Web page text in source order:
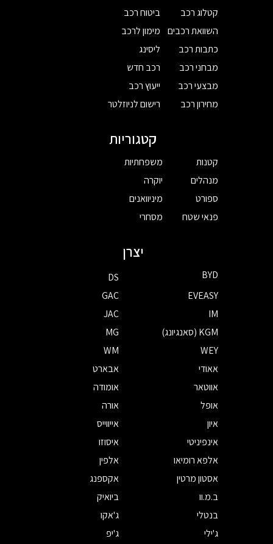
קטלוג רכב
השוואת רכבים
כתבות רכב
מבחני רכב
מבצעי רכב
מחירון רכב
ביטוח רכב
מימון לרכב
ליסינג
רכב חדש
ייעוץ רכב
רישום לניוזלטר
קטגוריות
קטנות
מנהלים
ספורט
פנאי שטח
משפחתיות
יוקרה
מיניוואנים
מסחרי
יצרן
BYD
DS
EVEASY
GAC
IM
JAC
KGM (סאנגיונג)
MG
WEY
WM
אאודי
אבארט
אווטאר
אומודה
אופל
אורה
איון
אייווייס
אינפיניטי
איסוזו
אלפא רומיאו
אלפין
אסטון מרטין
אקספנג
ב.מ.וו
ביואיק
בנטלי
ג'אקו
ג'ילי
ג'יפ